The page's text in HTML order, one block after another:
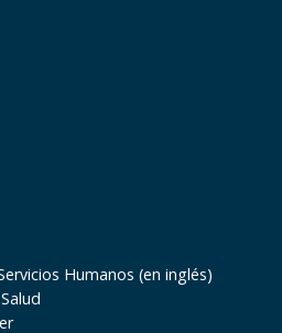
Humanos (en inglés)